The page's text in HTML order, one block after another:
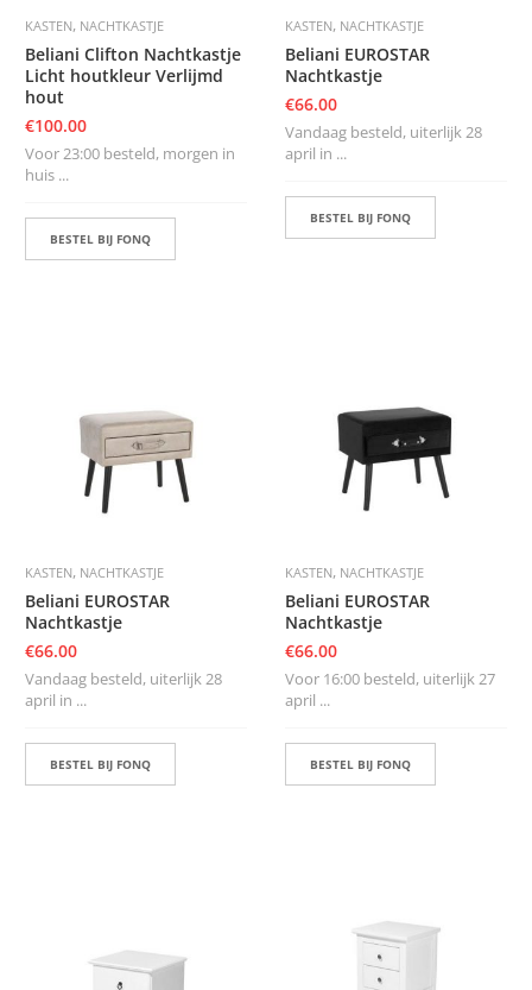
KASTEN, NACHTKASTJE
Beliani Clifton Nachtkastje
Licht houtkleur Verlijmd
hout
€100.00
Voor 23:00 besteld, morgen in
huis ...
BESTEL BIJ FONQ
KASTEN, NACHTKASTJE
Beliani EUROSTAR
Nachtkastje
€66.00
Vandaag besteld, uiterlijk 28
april in ...
BESTEL BIJ FONQ
KASTEN, NACHTKASTJE
Beliani EUROSTAR
Nachtkastje
€66.00
Vandaag besteld, uiterlijk 28
april in ...
BESTEL BIJ FONQ
KASTEN, NACHTKASTJE
Beliani EUROSTAR
Nachtkastje
€66.00
Voor 16:00 besteld, uiterlijk 27
april ...
BESTEL BIJ FONQ